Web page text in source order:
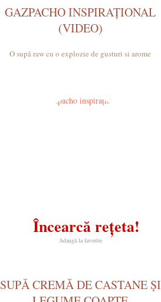
GAZPACHO INSPIRAȚIONAL
(VIDEO)
O supă raw cu o explozie de gusturi si arome
Încearcă rețeta!
Adaugă la favorite
SUPĂ CREMĂ DE CASTANE ȘI